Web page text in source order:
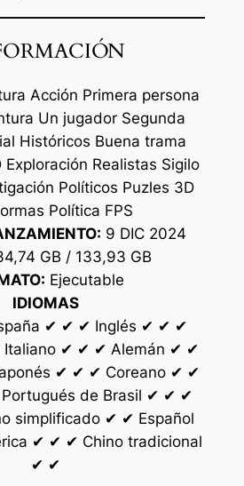
Acción Primera persona
Un jugador Segunda
Históricos Buena trama
Realistas Sigilo
Políticos Puzles 3D
Política FPS
9 DIC 2024
GB / 133,93 GB
Ejecutable
IDIOMAS
✔ ✔ ✔ Inglés ✔ ✔ ✔
✔ ✔ ✔ Alemán ✔ ✔
✔ ✔ ✔ Coreano ✔ ✔
de Brasil ✔ ✔ ✔
simplificado ✔ ✔ Español
✔ ✔ ✔ Chino tradicional
✔ ✔